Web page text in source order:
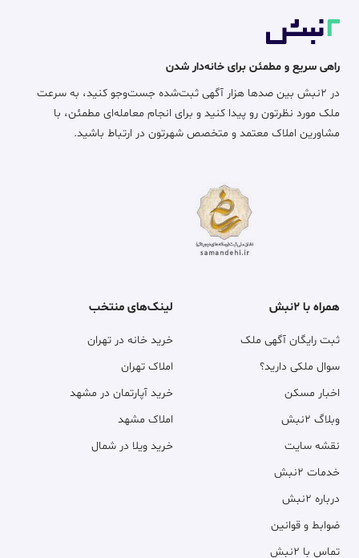
راهی سریع و مطمئن برای خانه‌دار شدن
در ۲نبش بین صدها هزار آگهی ثبت‌شده جست‌وجو کنید، به سرعت
ملک مورد نظرتون رو پیدا کنید و برای انجام معامله‌ای مطمئن، با
مشاورین املاک معتمد و متخصص شهرتون در ارتباط باشید.
همراه با ۲نبش
ثبت رایگان آگهی ملک
سوال ملکی دارید؟
اخبار مسکن
وبلاگ ۲نبش
نقشه سایت
خدمات ۲نبش
درباره ۲نبش
ضوابط و قوانین
تماس با ۲نبش
لینک‌های منتخب
خرید خانه در تهران
املاک تهران
خرید آپارتمان در مشهد
املاک مشهد
خرید ویلا در شمال